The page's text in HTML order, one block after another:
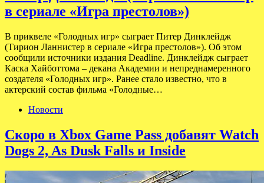
в сериале «Игра престолов»)
В приквеле «Голодных игр» сыграет Питер Динклейдж
(Тирион Ланнистер в сериале «Игра престолов»). Об этом
сообщили источники издания Deadline. Динклейдж сыграет
Каска Хайботтома – декана Академии и непреднамеренного
создателя «Голодных игр». Ранее стало известно, что в
актерский состав фильма «Голодные…
Новости
Скоро в Xbox Game Pass добавят Watch
Dogs 2, As Dusk Falls и Inside